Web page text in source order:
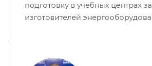
подготовку в учебных центрах
изготовителей